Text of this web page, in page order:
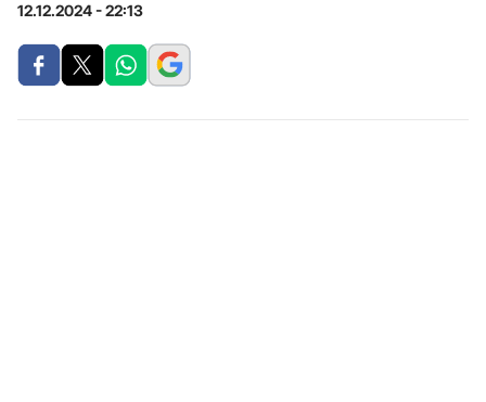
12.12.2024 - 22:13